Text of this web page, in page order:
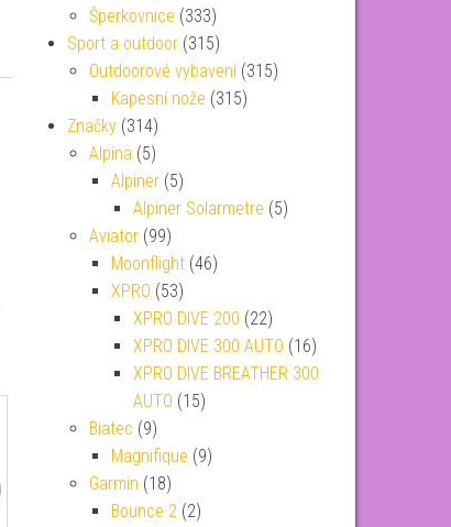
Šperkovnice (333)
Sport a outdoor (315)
Outdoorové vybavení (315)
Kapesní nože (315)
Značky (314)
Alpina (5)
Alpiner (5)
Alpiner Solarmetre (5)
Aviator (99)
Moonflight (46)
XPRO (53)
XPRO DIVE 200 (22)
XPRO DIVE 300 AUTO (16)
XPRO DIVE BREATHER 300
AUTO (15)
Biatec (9)
Magnifique (9)
Garmin (18)
Bounce 2 (2)